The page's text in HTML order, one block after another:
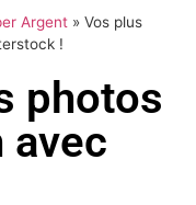
Argent » Vos plus
!
photos
avec